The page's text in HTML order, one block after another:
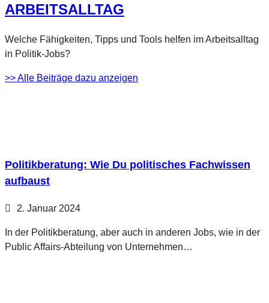
ARBEITSALLTAG
Welche Fähigkeiten, Tipps und Tools helfen im Arbeitsalltag
in Politik-Jobs?
>> Alle Beiträge dazu anzeigen
Politikberatung: Wie Du politisches Fachwissen
aufbaust
2. Januar 2024
In der Politikberatung, aber auch in anderen Jobs, wie in der
Public Affairs-Abteilung von Unternehmen…